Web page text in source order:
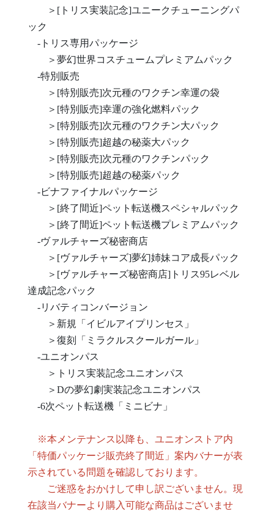
＞[トリス実装記念]ユニークチューニングパ
ック
-トリス専用パッケージ
＞夢幻世界コスチュームプレミアムパック
-特別販売
＞[特別販売]次元種のワクチン幸運の袋
＞[特別販売]幸運の強化燃料パック
＞[特別販売]次元種のワクチン大パック
＞[特別販売]超越の秘薬大パック
＞[特別販売]次元種のワクチンパック
＞[特別販売]超越の秘薬パック
-ビナファイナルパッケージ
＞[終了間近]ペット転送機スペシャルパック
＞[終了間近]ペット転送機プレミアムパック
-ヴァルチャーズ秘密商店
＞[ヴァルチャーズ]夢幻姉妹コア成長パック
＞[ヴァルチャーズ秘密商店]トリス95レベル
達成記念パック
-リバティコンバージョン
＞新規「イビルアイプリンセス」
＞復刻「ミラクルスクールガール」
-ユニオンパス
＞トリス実装記念ユニオンパス
＞Dの夢幻劇実装記念ユニオンパス
-6次ペット転送機「ミニビナ」
※本メンテナンス以降も、ユニオンストア内
「特価パッケージ販売終了間近」案内バナーが表
示されている問題を確認しております。
ご迷惑をおかけして申し訳ございません。現
在該当バナーより購入可能な商品はございませ